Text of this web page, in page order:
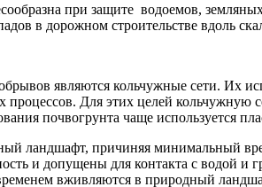
при защите водоемов,
в дорожном строительстве вдоль
являются кольчужные сети. Их
Для этих целей
почвогрунта чаще используется
ландшафт, причиняя минимальный
и допущены для контакта с водой
вживляются в природный